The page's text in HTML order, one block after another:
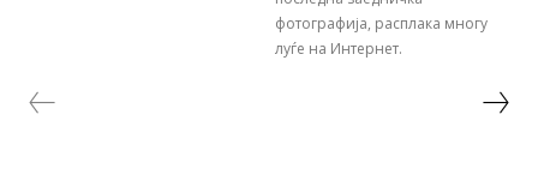
фотографија, расплака многу
луѓе на Интернет.